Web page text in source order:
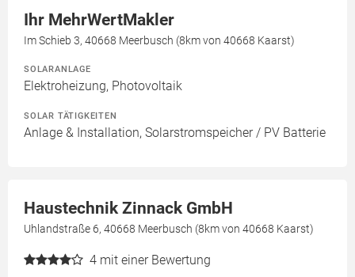
Ihr MehrWertMakler
Im Schieb 3, 40668 Meerbusch (8km von 40668 Kaarst)
SOLARANLAGE
Elektroheizung, Photovoltaik
SOLAR TÄTIGKEITEN
Anlage & Installation, Solarstromspeicher / PV Batterie
Haustechnik Zinnack GmbH
Uhlandstraße 6, 40668 Meerbusch (8km von 40668 Kaarst)
4 mit einer Bewertung